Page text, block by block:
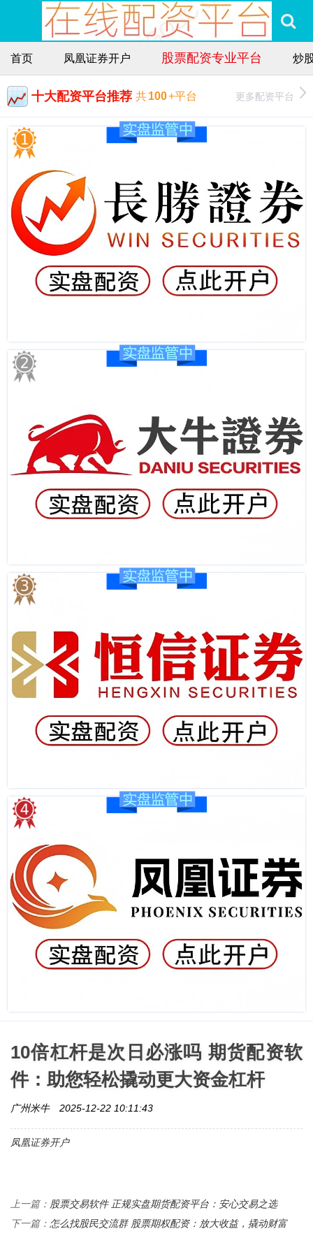
首页 凤凰证券开户 股票配资专业平台 炒
十大配资平台推荐 共100+平台 更多配资平台
10倍杠杆是次日必涨吗 期货配资软
件：助您轻松撬动更大资金杠杆
广州米牛 2025-12-22 10:11:43
凤凰证券开户
上一篇： 股票交易软件 正规实盘期货配资平台：安心交易之选
下一篇： 怎么找股民交流群 股票期权配资：放大收益，撬动财富